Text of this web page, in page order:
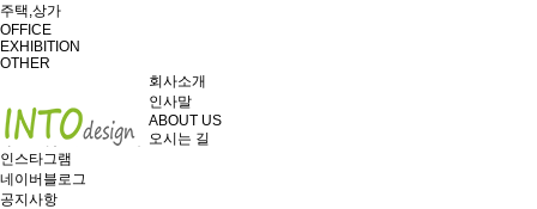
주택,상가
OFFICE
EXHIBITION
OTHER
회사소개
인사말
ABOUT US
오시는 길
인스타그램
네이버블로그
공지사항